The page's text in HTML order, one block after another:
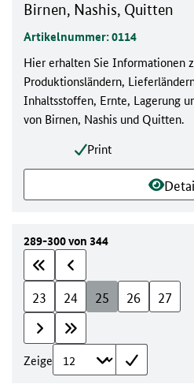
Birnen, Nashis, Quitten
Artikelnummer: 0114
Hier erhalten Sie Informationen
Produktionsländern,
Inhaltsstoffen, Ernte, Lagerung
von Birnen, Nashis und Quitten.
Print
289-300 von 344
23 24 25 26 27
Zeige